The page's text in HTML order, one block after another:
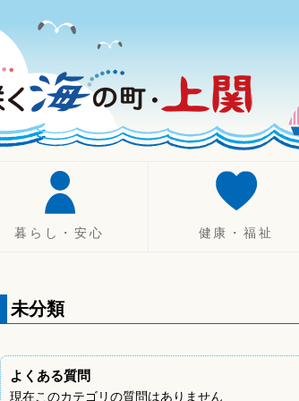
暮らし・安心
手続き
税について
暮らしの相談
健康・福祉
未分類
よくある質問
現在このカテゴリの質問はありません